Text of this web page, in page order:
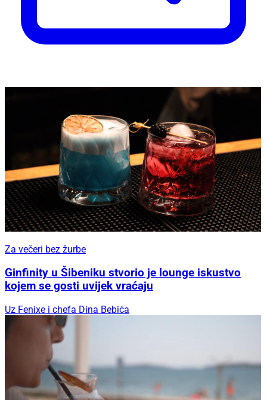
Za večeri bez žurbe
Ginfinity u Šibeniku stvorio je lounge iskustvo
kojem se gosti uvijek vraćaju
Uz Fenixe i chefa Dina Bebića